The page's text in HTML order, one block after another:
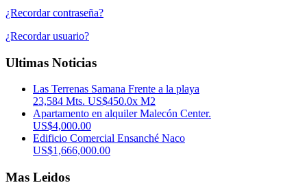
¿Recordar contraseña?
¿Recordar usuario?
Ultimas Noticias
Las Terrenas Samana Frente a la playa
23,584 Mts. US$450.0x M2
Apartamento en alquiler Malecón Center.
US$4,000.00
Edificio Comercial Ensanché Naco
US$1,666,000.00
Mas Leidos